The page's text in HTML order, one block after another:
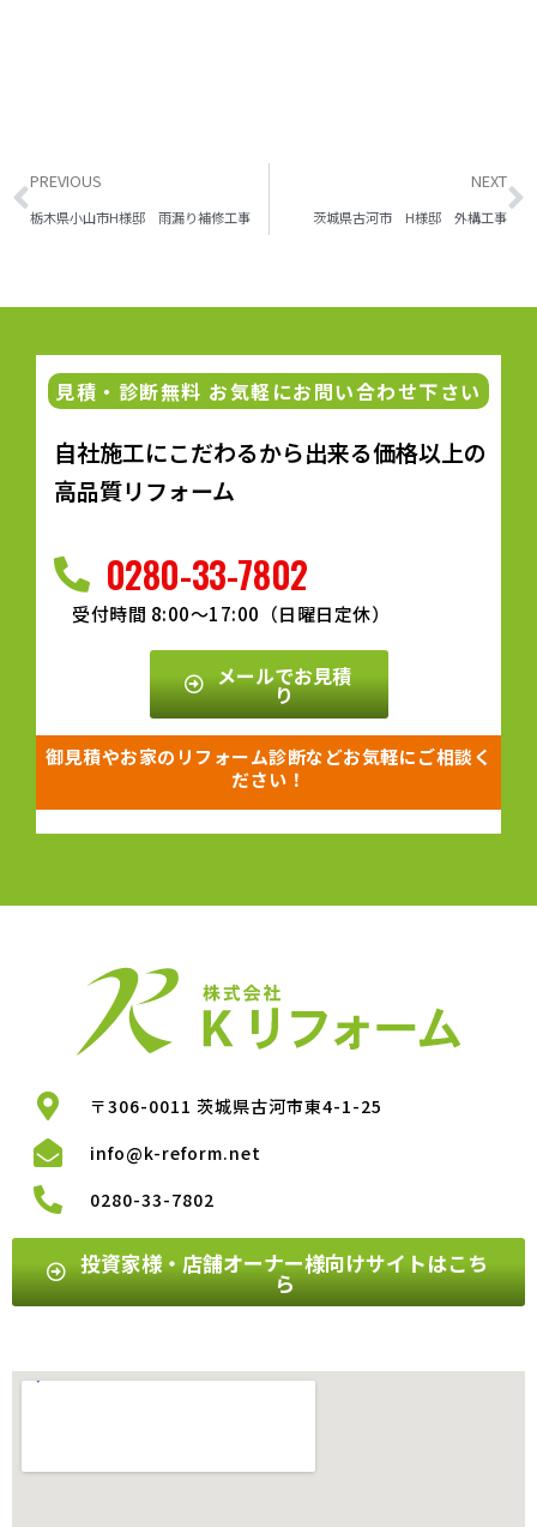
PREVIOUS
栃木県小山市H様邸 雨漏り補修工事
NEXT
茨城県古河市 H様邸 外構工事
見積・診断無料 お気軽にお問い合わせ下さい
自社施工にこだわるから出来る価格以上の
高品質リフォーム
0280-33-7802
受付時間 8:00～17:00（日曜日定休）
メールでお見積
り
御見積やお家のリフォーム診断などお気軽にご相談く
ださい！
〒306-0011 茨城県古河市東4-1-25
info@k-reform.net
0280-33-7802
投資家様・店舗オーナー様向けサイトはこち
ら